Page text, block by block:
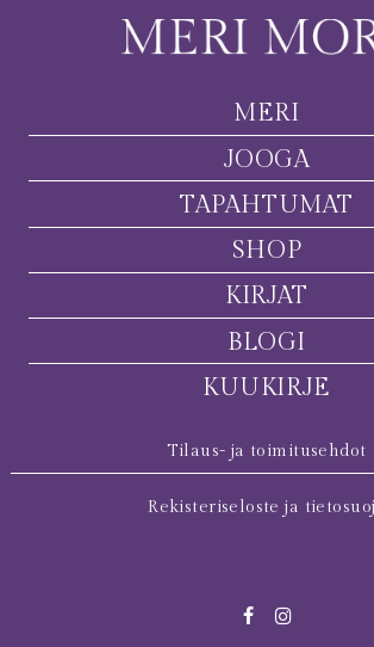
MERI
JOOGA
TAPAHTUMAT
SHOP
KIRJAT
BLOGI
KUUKIRJE
Tilaus- ja toimitusehdot
Rekisteriseloste ja